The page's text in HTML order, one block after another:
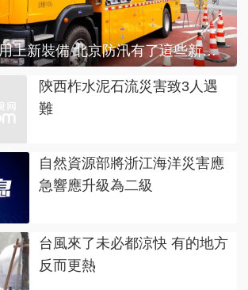
改造雨水口、用上新裝備 北京防汛有了這些新措施
陝西柞水泥石流災害致3人遇
難
自然資源部將浙江海洋災害應
急響應升級為二級
台風來了未必都涼快 有的地方
反而更熱